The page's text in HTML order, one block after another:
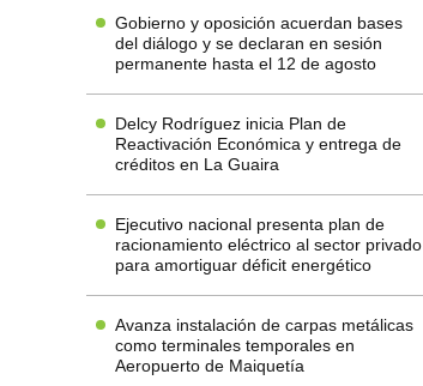
Gobierno y oposición acuerdan bases
del diálogo y se declaran en sesión
permanente hasta el 12 de agosto
Delcy Rodríguez inicia Plan de
Reactivación Económica y entrega de
créditos en La Guaira
Ejecutivo nacional presenta plan de
racionamiento eléctrico al sector privado
para amortiguar déficit energético
Avanza instalación de carpas metálicas
como terminales temporales en
Aeropuerto de Maiquetía